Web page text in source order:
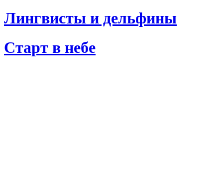
Лингвисты и дельфины
Старт в небе